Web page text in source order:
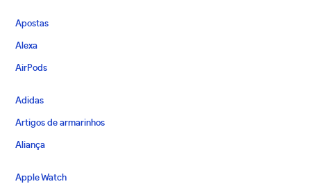
Apostas
Alexa
AirPods
Adidas
Artigos de armarinhos
Aliança
Apple Watch